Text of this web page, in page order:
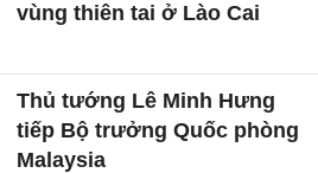
vùng thiên tai ở Lào Cai
Thủ tướng Lê Minh Hưng
tiếp Bộ trưởng Quốc phòng
Malaysia